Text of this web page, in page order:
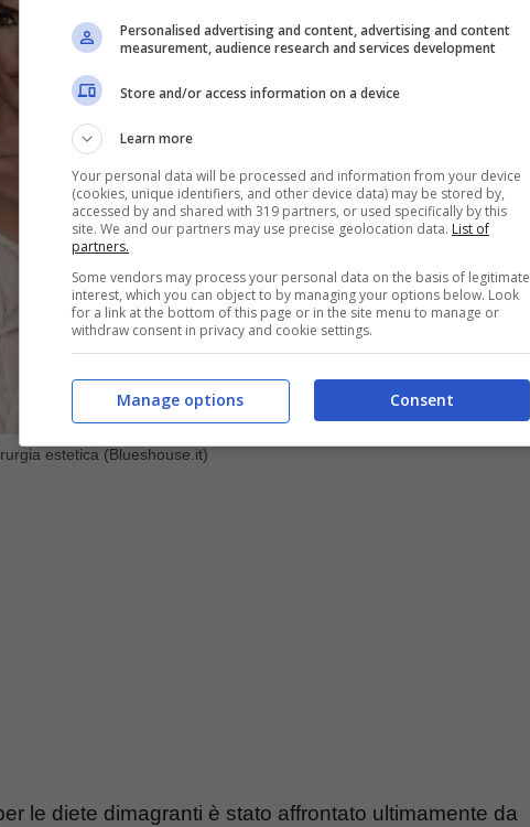
estetica (Blueshouse.it)
le diete dimagranti è stato affrontato ultimamente da
Personalised advertising and content, advertising and content
measurement, audience research and services development
Store and/or access information on a device
Learn more
Your personal data will be processed and information from your device
(cookies, unique identifiers, and other device data) may be stored by,
accessed by and shared with 319 partners, or used specifically by this
site. We and our partners may use precise geolocation data. List of
partners.
Some vendors may process your personal data on the basis of legitimate
interest, which you can object to by managing your options below. Look
for a link at the bottom of this page or in the site menu to manage or
withdraw consent in privacy and cookie settings.
Consent
Manage options